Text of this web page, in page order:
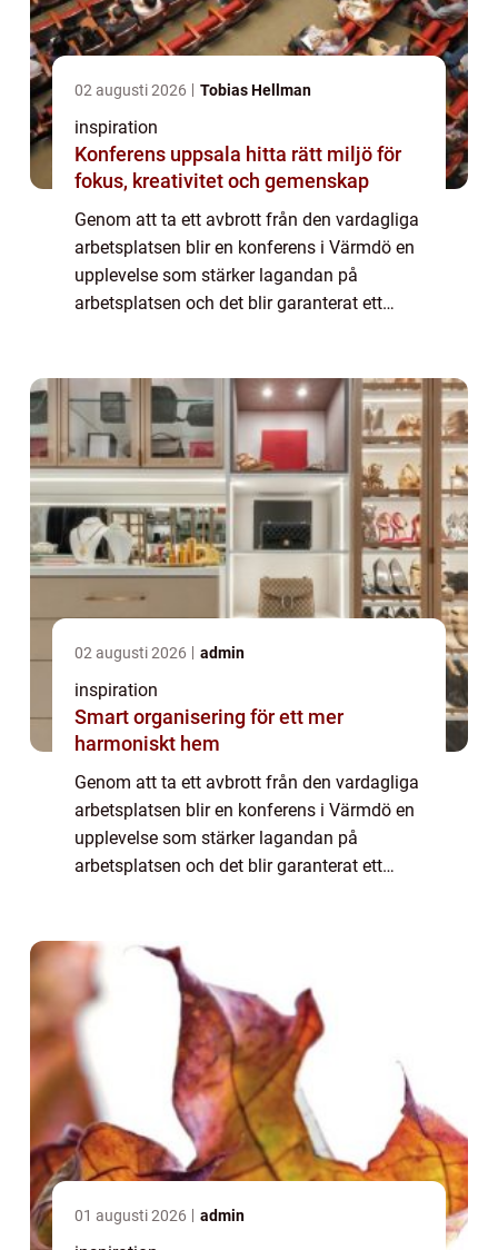
02 augusti 2026 Tobias Hellman
inspiration
Konferens uppsala hitta rätt miljö för
fokus, kreativitet och gemenskap
Genom att ta ett avbrott från den vardagliga
arbetsplatsen blir en konferens i Värmdö en
upplevelse som stärker lagandan på
arbetsplatsen och det blir garanterat ett
02 augusti 2026 admin
inspiration
Smart organisering för ett mer
harmoniskt hem
Genom att ta ett avbrott från den vardagliga
arbetsplatsen blir en konferens i Värmdö en
upplevelse som stärker lagandan på
arbetsplatsen och det blir garanterat ett
01 augusti 2026 admin